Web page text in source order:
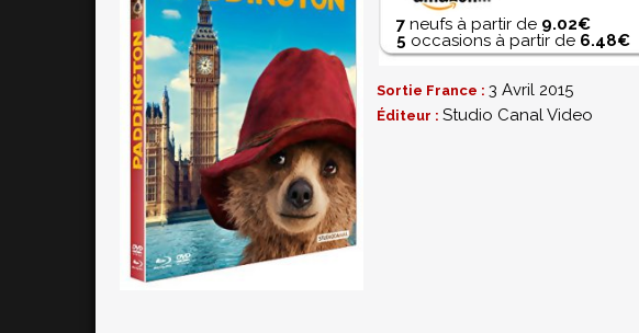
7 neufs à partir de 9.02€
5 occasions à partir de 6.48€
Sortie France :3 Avril 2015
Éditeur :Studio Canal Video